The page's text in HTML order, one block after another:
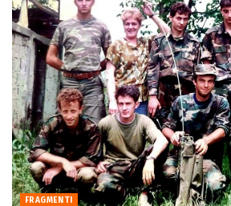
FRAGMENTI